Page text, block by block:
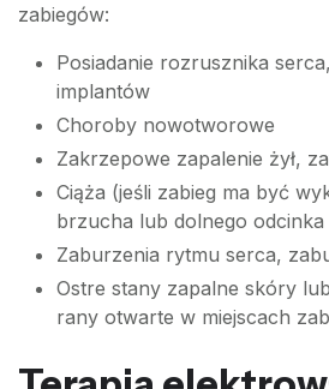
zabiegów:
Posiadanie rozrusznika
implantów
Choroby nowotworowe
Zakrzepowe zapalenie żył,
Ciąża (jeśli zabieg ma być
brzucha lub dolnego odcinka
Zaburzenia rytmu serca,
Ostre stany zapalne skóry
rany otwarte w miejscach